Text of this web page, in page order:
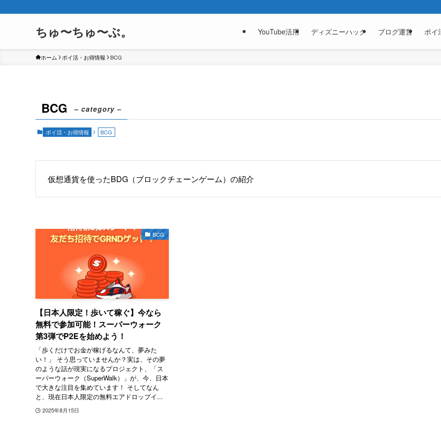
ちゅ〜ちゅ〜ぶ。 YouTube活用 ディズニーハック ブログ運営 ポイ
ホーム ポイ活・お得情報 BCG
BCG – category –
ポイ活・お得情報 BCG
仮想通貨を使ったBDG（ブロックチェーンゲーム）の紹介
BCG
【日本人限定！歩いて稼ぐ】今なら
無料で参加可能！スーパーウォーク
第3弾でP2Eを始めよう！
「歩くだけでお金が稼げるなんて、夢みた
い！」 そう思っていませんか？実は、その夢
のような話が現実になるプロジェクト、「ス
ーパーウォーク（SuperWalk）」が、今、日本
で大きな注目を集めています！ そしてなん
と、現在日本人限定の無料エアドロップイ...
2025年8月15日